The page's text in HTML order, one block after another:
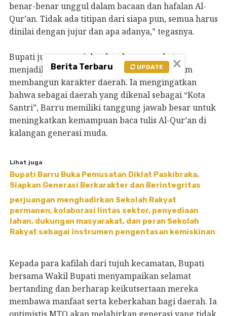
benar-benar unggul dalam bacaan dan hafalan Al-
Qur’an. Tidak ada titipan dari siapa pun, semua harus
dinilai dengan jujur dan apa adanya,” tegasnya.
Bupati juga mengajak seluruh masyarakat
menjadikan Al-Qur’an sebagai pedoman dalam
membangun karakter daerah. Ia mengingatkan
bahwa sebagai daerah yang dikenal sebagai “Kota
Santri”, Barru memiliki tanggung jawab besar untuk
meningkatkan kemampuan baca tulis Al-Qur’an di
kalangan generasi muda.
Lihat juga
Bupati Barru Buka Pemusatan Diklat Paskibraka,
Siapkan Generasi Berkarakter dan Berintegritas
perjuangan menghadirkan Sekolah Rakyat
permanen, kolaborasi lintas sektor, penyediaan
lahan, dukungan masyarakat, dan peran Sekolah
Rakyat sebagai instrumen pengentasan kemiskinan
Kepada para kafilah dari tujuh kecamatan, Bupati
bersama Wakil Bupati menyampaikan selamat
bertanding dan berharap keikutsertaan mereka
membawa manfaat serta keberkahan bagi daerah. Ia
×
Berita Terbaru UPDATE